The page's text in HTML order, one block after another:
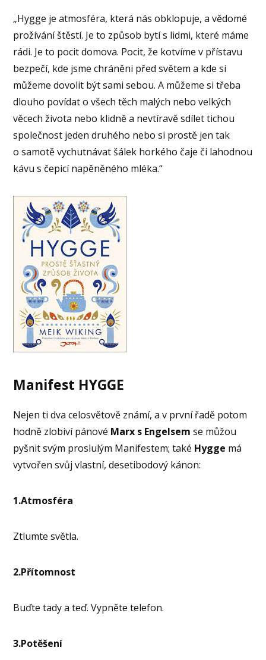
„Hygge je atmosféra, která nás obklopuje, a vědomé
prožívání štěstí. Je to způsob bytí s lidmi, které máme
rádi. Je to pocit domova. Pocit, že kotvíme v přístavu
bezpečí, kde jsme chráněni před světem a kde si
můžeme dovolit být sami sebou. A můžeme si třeba
dlouho povídat o všech těch malých nebo velkých
věcech života nebo klidně a nevtíravě sdílet tichou
společnost jeden druhého nebo si prostě jen tak
o samotě vychutnávat šálek horkého čaje či lahodnou
kávu s čepicí napěněného mléka.“
Manifest HYGGE
Nejen ti dva celosvětově známí, a v první řadě potom
hodně zlobiví pánové Marx s Engelsem se můžou
pyšnit svým proslulým Manifestem; také Hygge má
vytvořen svůj vlastní, desetibodový kánon:
1.Atmosféra
Ztlumte světla.
2.Přítomnost
Buďte tady a teď. Vypněte telefon.
3.Potěšení